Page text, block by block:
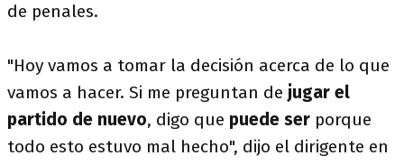
de penales.
"Hoy vamos a tomar la decisión acerca de lo que
vamos a hacer. Si me preguntan de jugar el
partido de nuevo, digo que puede ser porque
todo esto estuvo mal hecho", dijo el dirigente en